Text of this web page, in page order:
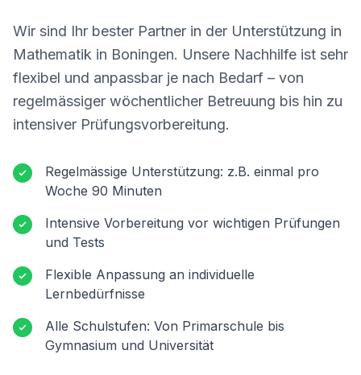
Wir sind Ihr bester Partner in der Unterstützung in
Mathematik in Boningen. Unsere Nachhilfe ist sehr
flexibel und anpassbar je nach Bedarf – von
regelmässiger wöchentlicher Betreuung bis hin zu
intensiver Prüfungsvorbereitung.
Regelmässige Unterstützung: z.B. einmal pro
Woche 90 Minuten
Intensive Vorbereitung vor wichtigen Prüfungen
und Tests
Flexible Anpassung an individuelle
Lernbedürfnisse
Alle Schulstufen: Von Primarschule bis
Gymnasium und Universität